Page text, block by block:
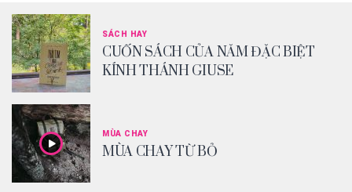
SÁCH HAY
CUỐN SÁCH CỦA NĂM ĐẶC BIỆT
KÍNH THÁNH GIUSE
MÙA CHAY
MÙA CHAY TỪ BỎ